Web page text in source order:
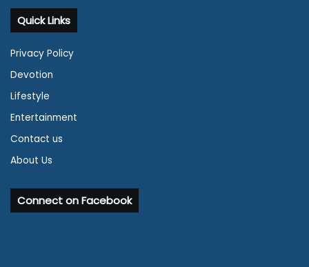
Quick Links
Privacy Policy
Devotion
Lifestyle
Entertainment
Contact us
About Us
Connect on Facebook